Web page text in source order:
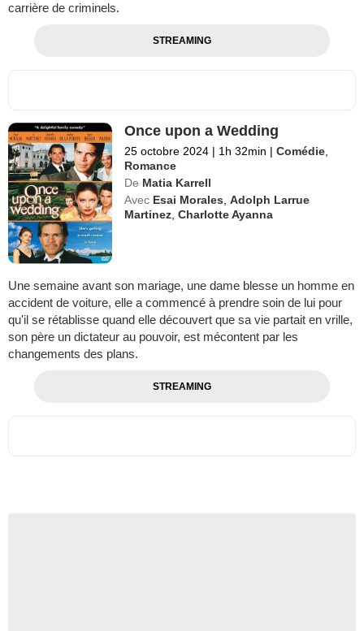
carrière de criminels.
STREAMING
Once upon a Wedding
25 octobre 2024 | 1h 32min | Comédie
Romance
De Matia Karrell
Avec Esai Morales ,Adolph Larrue
Martinez ,Charlotte Ayanna
Une semaine avant son mariage, une dame blesse un homme en
accident de voiture, elle a commencé à prendre soin de lui pour
qu'il se rétablisse quand elle découvert que sa vie partait en vrille,
son père un dictateur au pouvoir, est mécontent par les
changements des plans.
STREAMING